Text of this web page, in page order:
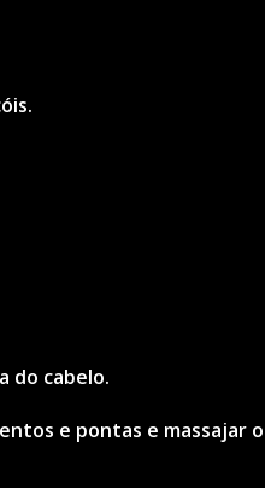
do cabelo.
e pontas e massajar